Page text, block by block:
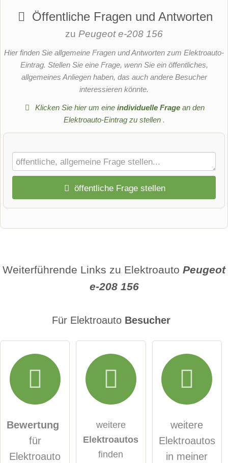
Öffentliche Fragen und Antworten
zu Peugeot e-208 156
Hier finden Sie allgemeine Fragen und Antworten zum Elektroauto-
Eintrag. Stellen Sie eine Frage, wenn Sie ein öffentliches,
allgemeines Anliegen haben, das auch andere Besucher
interessieren könnte.
Klicken Sie hier um eineindividuelle Frage an den
Elektroauto-Eintrag zu stellen .
öffentliche Frage stellen
Name
Hiermit akzeptiere ich die
Datenschutzerklärunghabe ich zur Kenntnis
genommen.
öffentliche Frage stellen Abbrechen
Weiterführende Links zu Elektroauto Peugeot
e-208 156
Für Elektroauto Besucher
Bewertung
für
Elektroauto
weitere
Elektroautos
finden
weitere
Elektroautos
in meiner